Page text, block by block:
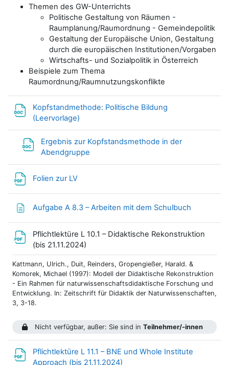
Themen des GW-Unterrichts
Politische Gestaltung von Räumen -
Raumplanung/Raumordnung - Gemeindepolitik
Gestaltung der Europäische Union, Gestaltung
durch die europäischen Institutionen/Vorgaben
Wirtschafts- und Sozialpolitik in Österreich
Beispiele zum Thema
Raumordnung/Raumnutzungskonflikte
Kopfstandmethode: Politische Bildung
(Leervorlage)
Ergebnis zur Kopfstandsmethode in der
Abendgruppe
Folien zur LV
Aufgabe A 8.3 – Arbeiten mit dem Schulbuch
Pflichtlektüre L 10.1 – Didaktische Rekonstruktion
(bis 21.11.2024)
Kattmann, Ulrich., Duit, Reinders, Gropengießer, Harald. &
Komorek, Michael (1997): Modell der Didaktische Rekonstruktion
- Ein Rahmen für naturwissenschaftsdidaktische Forschung und
Entwicklung. In: Zeitschrift für Didaktik der Naturwissenschaften,
3, 3-18.
Nicht verfügbar, außer: Sie sind inTeilnehmer/-innen
Pflichtlektüre L 11.1 – BNE und Whole Institute
Approach (bis 21.11.2024)